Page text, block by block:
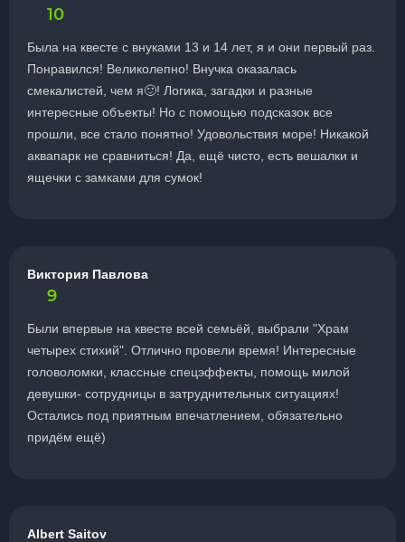
10
Была на квесте с внуками 13 и 14 лет, я и они первый раз.
Понравился! Великолепно! Внучка оказалась
смекалистей, чем я🙂! Логика, загадки и разные
интересные объекты! Но с помощью подсказок все
прошли, все стало понятно! Удовольствия море! Никакой
аквапарк не сравниться! Да, ещё чисто, есть вешалки и
ящечки с замками для сумок!
Виктория Павлова
9
Были впервые на квесте всей семьёй, выбрали "Храм
четырех стихий". Отлично провели время! Интересные
головоломки, классные спецэффекты, помощь милой
девушки- сотрудницы в затруднительных ситуациях!
Остались под приятным впечатлением, обязательно
придём ещё)
Albert Saitov